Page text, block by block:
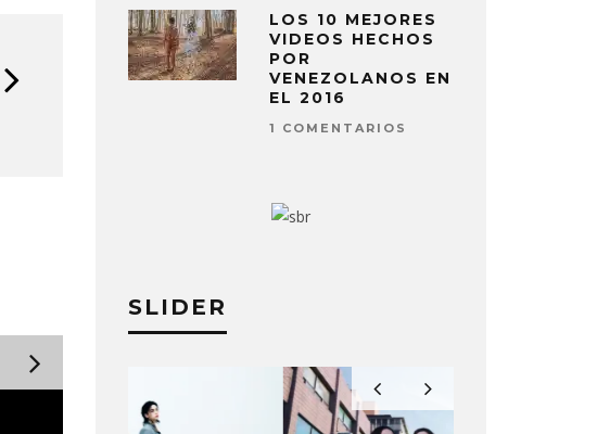
LOS 10 MEJORES
VIDEOS HECHOS
POR
VENEZOLANOS EN
EL 2016
1 COMENTARIOS
SLIDER